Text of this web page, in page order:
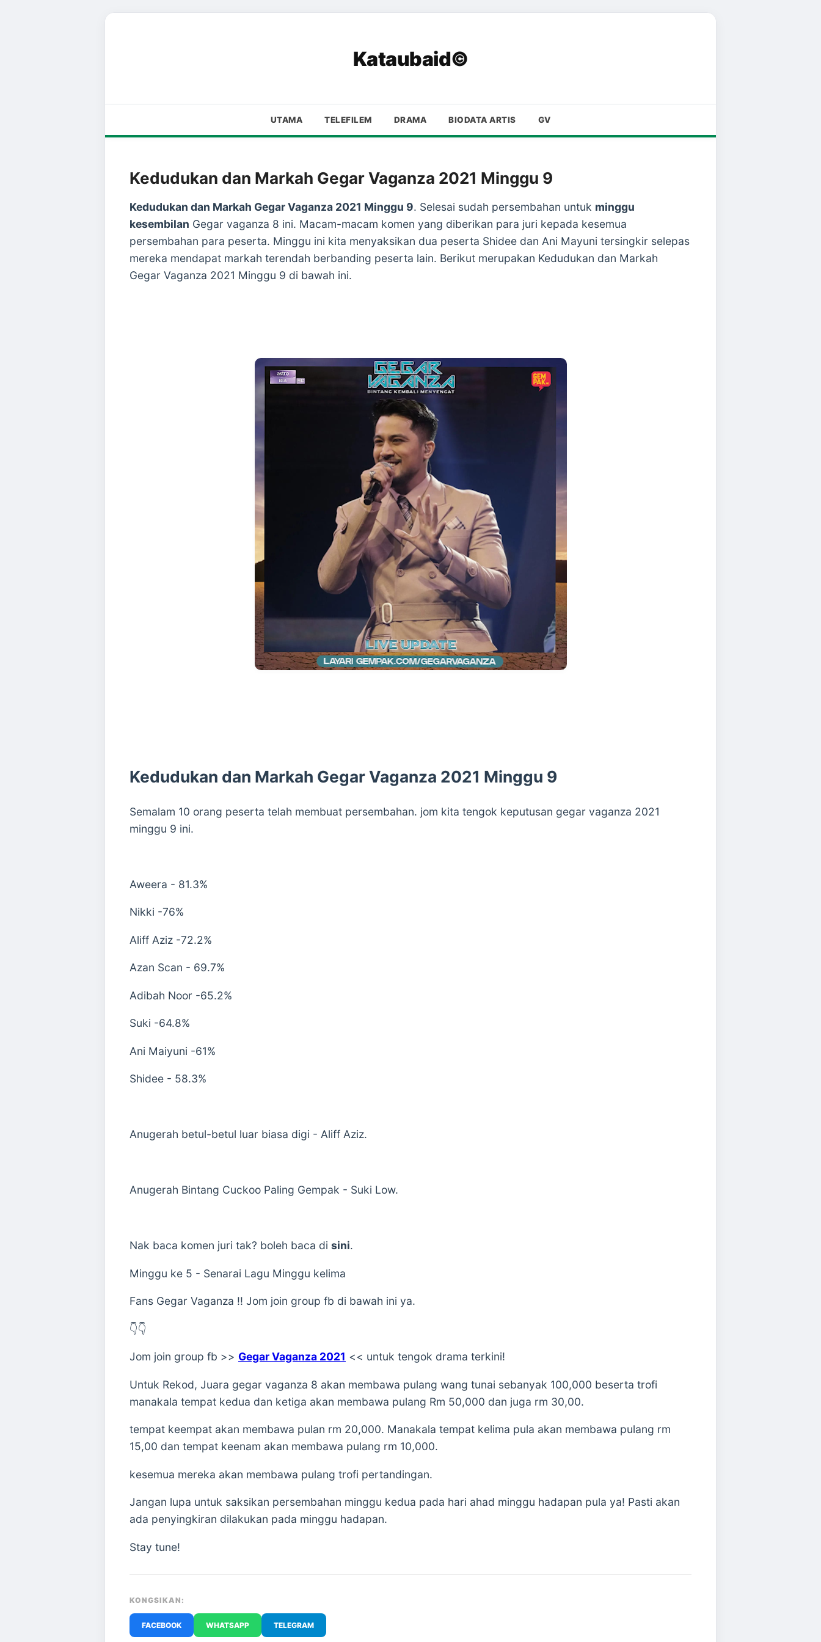
Kataubaid©
UTAMA TELEFILEM DRAMA BIODATA ARTIS GV
Kedudukan dan Markah Gegar Vaganza 2021 Minggu 9
Kedudukan dan Markah Gegar Vaganza 2021 Minggu 9. Selesai sudah persembahan untuk minggu
kesembilan Gegar vaganza 8 ini. Macam-macam komen yang diberikan para juri kepada kesemua
persembahan para peserta. Minggu ini kita menyaksikan dua peserta Shidee dan Ani Mayuni tersingkir selepas
mereka mendapat markah terendah berbanding peserta lain. Berikut merupakan Kedudukan dan Markah
Gegar Vaganza 2021 Minggu 9 di bawah ini.
Kedudukan dan Markah Gegar Vaganza 2021 Minggu 9
Semalam 10 orang peserta telah membuat persembahan. jom kita tengok keputusan gegar vaganza 2021
minggu 9 ini.
Aweera - 81.3%
Nikki -76%
Aliff Aziz -72.2%
Azan Scan - 69.7%
Adibah Noor -65.2%
Suki -64.8%
Ani Maiyuni -61%
Shidee - 58.3%
Anugerah betul-betul luar biasa digi - Aliff Aziz.
Anugerah Bintang Cuckoo Paling Gempak - Suki Low.
Nak baca komen juri tak? boleh baca di sini.
Minggu ke 5 - Senarai Lagu Minggu kelima
Fans Gegar Vaganza !! Jom join group fb di bawah ini ya.
👇👇
Jom join group fb >> Gegar Vaganza 2021 << untuk tengok drama terkini!
Untuk Rekod, Juara gegar vaganza 8 akan membawa pulang wang tunai sebanyak 100,000 beserta trofi
manakala tempat kedua dan ketiga akan membawa pulang Rm 50,000 dan juga rm 30,00.
tempat keempat akan membawa pulan rm 20,000. Manakala tempat kelima pula akan membawa pulang rm
15,00 dan tempat keenam akan membawa pulang rm 10,000.
kesemua mereka akan membawa pulang trofi pertandingan.
Jangan lupa untuk saksikan persembahan minggu kedua pada hari ahad minggu hadapan pula ya! Pasti akan
ada penyingkiran dilakukan pada minggu hadapan.
Stay tune!
KONGSIKAN:
FACEBOOK WHATSAPP TELEGRAM